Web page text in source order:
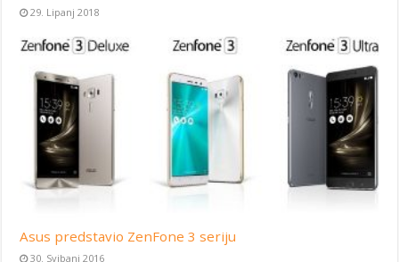
29. Lipanj 2018
Asus predstavio ZenFone 3 seriju
30. Svibanj 2016